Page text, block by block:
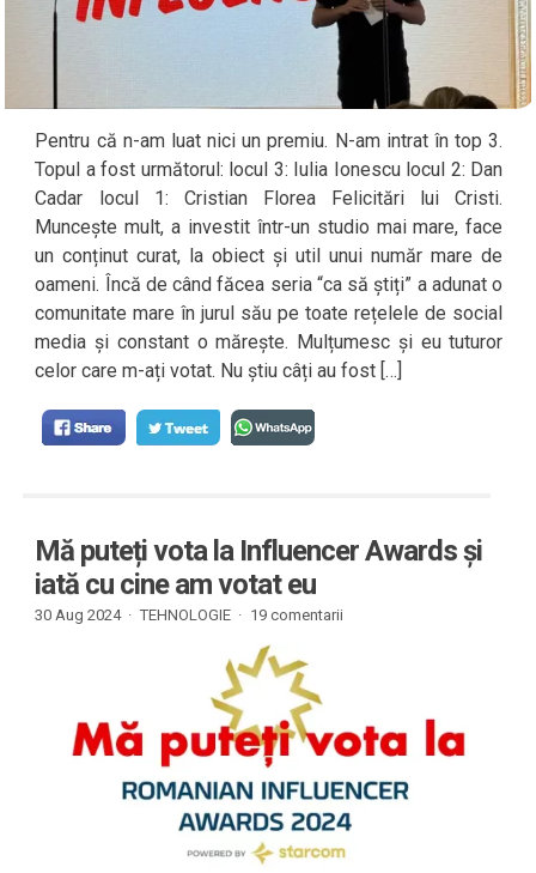
Pentru că n-am luat nici un premiu. N-am intrat în top 3.
Topul a fost următorul: locul 3: Iulia Ionescu locul 2: Dan
Cadar locul 1: Cristian Florea Felicitări lui Cristi.
Muncește mult, a investit într-un studio mai mare, face
un conținut curat, la obiect și util unui număr mare de
oameni. Încă de când făcea seria “ca să știți” a adunat o
comunitate mare în jurul său pe toate rețelele de social
media și constant o mărește. Mulțumesc și eu tuturor
celor care m-ați votat. Nu știu câți au fost […]
Mă puteți vota la Influencer Awards și
iată cu cine am votat eu
30 Aug 2024 · TEHNOLOGIE · 19 comentarii